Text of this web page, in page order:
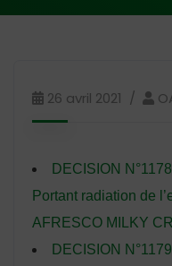
26 avril 2021
DECISION
Portant radiation de
AFRESCO MILKY
DECISION